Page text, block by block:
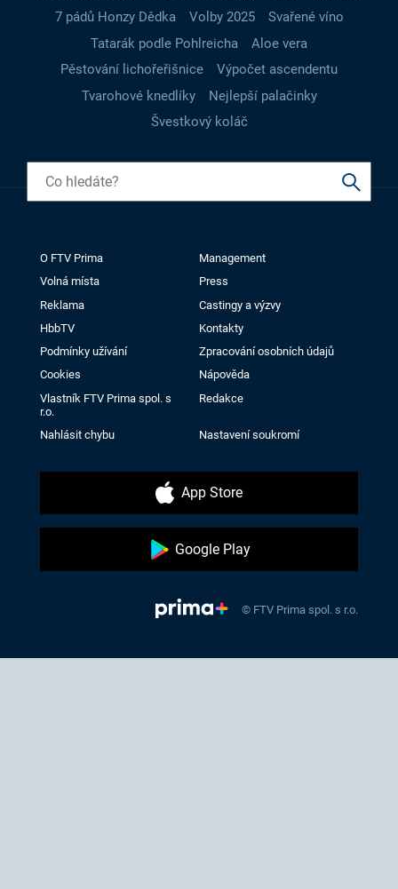
7 pádů Honzy Dědka
Volby 2025
Svařené víno
Tatarák podle Pohlreicha
Aloe vera
Pěstování lichořeřišnice
Výpočet ascendentu
Tvarohové knedlíky
Nejlepší palačinky
Švestkový koláč
O FTV Prima
Management
Volná místa
Press
Reklama
Castingy a výzvy
HbbTV
Kontakty
Podmínky užívání
Zpracování osobních údajů
Cookies
Nápověda
Vlastník FTV Prima spol. s
r.o.
Redakce
Nahlásit chybu Nastavení soukromí
App Store
Google Play
© FTV Prima spol. s r.o.